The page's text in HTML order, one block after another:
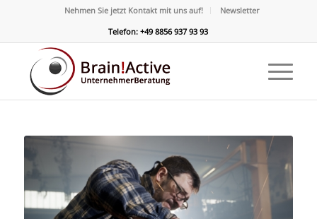
Nehmen Sie jetzt Kontakt mit uns auf!
Newsletter
Telefon: +49 8856 937 93 93